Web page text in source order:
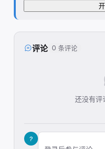
评论 0 条评论
还没有评
?